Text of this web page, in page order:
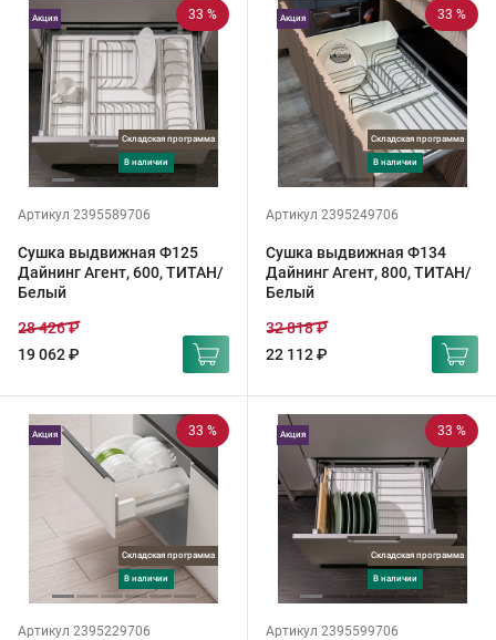
33 %
Складская программа
в наличии
Акция
Артикул 2395589706
Сушка выдвижная Ф125
Дайнинг Агент, 600, ТИТАН/
Белый
19 062 ₽
28 426 ₽
33 %
Складская программа
в наличии
Акция
Артикул 2395249706
Сушка выдвижная Ф134
Дайнинг Агент, 800, ТИТАН/
Белый
22 112 ₽
32 818 ₽
33 %
Складская программа
в наличии
Акция
Артикул 2395229706
33 %
Складская программа
в наличии
Акция
Артикул 2395599706